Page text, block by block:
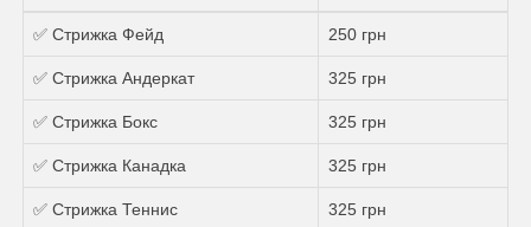
✅ Стрижка Фейд 250 грн
✅ Стрижка Андеркат 325 грн
✅ Стрижка Бокс 325 грн
✅ Стрижка Канадка 325 грн
✅ Стрижка Теннис 325 грн